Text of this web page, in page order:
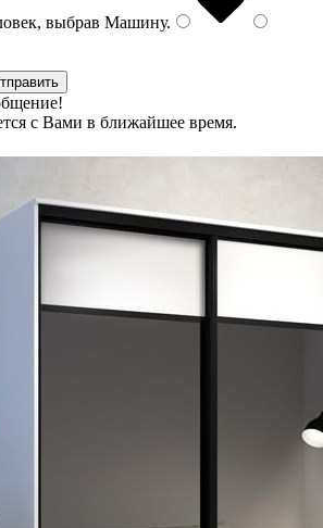
выбрав Машину.
с Вами в ближайшее время.